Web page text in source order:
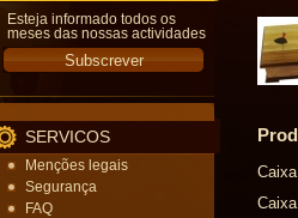
Esteja informado todos os
meses das nossas actividades
SERVICOS
Menções legais
Segurança
FAQ